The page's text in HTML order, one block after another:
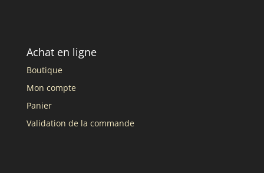
Achat en ligne
Boutique
Mon compte
Panier
Validation de la commande